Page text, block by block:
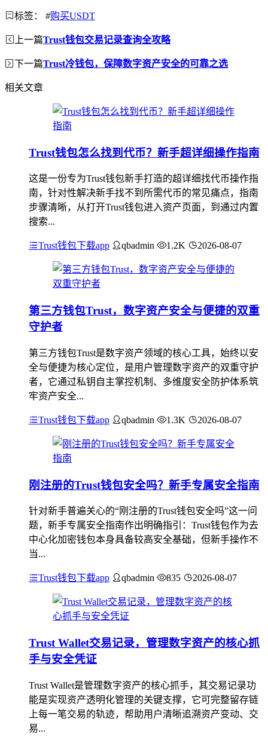
标签： #购买USDT
上一篇Trust钱包交易记录查询全攻略
下一篇Trust冷钱包，保障数字资产安全的可靠之选
相关文章
Trust钱包怎么找到代币？新手超详细操作指南
这是一份专为Trust钱包新手打造的超详细找代币操作指
南，针对性解决新手找不到所需代币的常见痛点，指南
步骤清晰，从打开Trust钱包进入资产页面，到通过内置
搜索...
Trust钱包下载app qbadmin 1.2K 2026-08-07
第三方钱包Trust，数字资产安全与便捷的双重
守护者
第三方钱包Trust是数字资产领域的核心工具，始终以安
全与便捷为核心定位，是用户管理数字资产的双重守护
者，它通过私钥自主掌控机制、多维度安全防护体系筑
牢资产安全...
Trust钱包下载app qbadmin 1.3K 2026-08-07
刚注册的Trust钱包安全吗？新手专属安全指南
针对新手普遍关心的“刚注册的Trust钱包安全吗”这一问
题，新手专属安全指南作出明确指引：Trust钱包作为去
中心化加密钱包本身具备较高安全基础，但新手操作不
当...
Trust钱包下载app qbadmin 835 2026-08-07
Trust Wallet交易记录，管理数字资产的核心抓
手与安全凭证
Trust Wallet是管理数字资产的核心抓手，其交易记录功
能是实现资产透明化管理的关键支撑，它可完整留存链
上每一笔交易的轨迹，帮助用户清晰追溯资产变动、交
易...